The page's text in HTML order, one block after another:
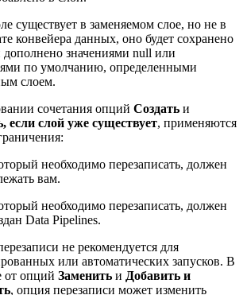
существует в заменяемом слое, но не в
конвейера данных, оно будет сохранено
дополнено значениями null или
по умолчанию, определенными
слоем.
сочетания опций Создать и
если слой уже существует, применяются
необходимо перезаписать, должен
вам.
необходимо перезаписать, должен
Data Pipelines.
не рекомендуется для
или автоматических запусков. В
от опций Заменить и Добавить и
, опция перезаписи может изменить